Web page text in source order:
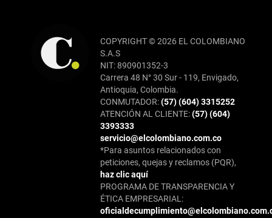
COPYRIGHT © 2026 EL COLOMBIANO
S.A.S
NIT: 890901352-3
Carrera 48 N° 30 Sur - 119, Envigado,
Antioquia, Colombia.
CONMUTADOR:(57) (604) 3315252
ATENCIÓN AL CLIENTE:(57) (604)
3393333
servicio@elcolombiano.com.co
*Para asuntos relacionados con
peticiones, quejas y reclamos (PQR),
haz clic aquí
PROGRAMA DE TRANSPARENCIA Y
ÉTICA EMPRESARIAL: